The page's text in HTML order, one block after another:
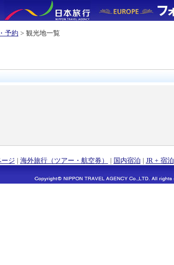
予約 > 観光地一覧
ジ | 海外旅行（ツアー・航空券） | 国内宿泊 | JR + 宿泊